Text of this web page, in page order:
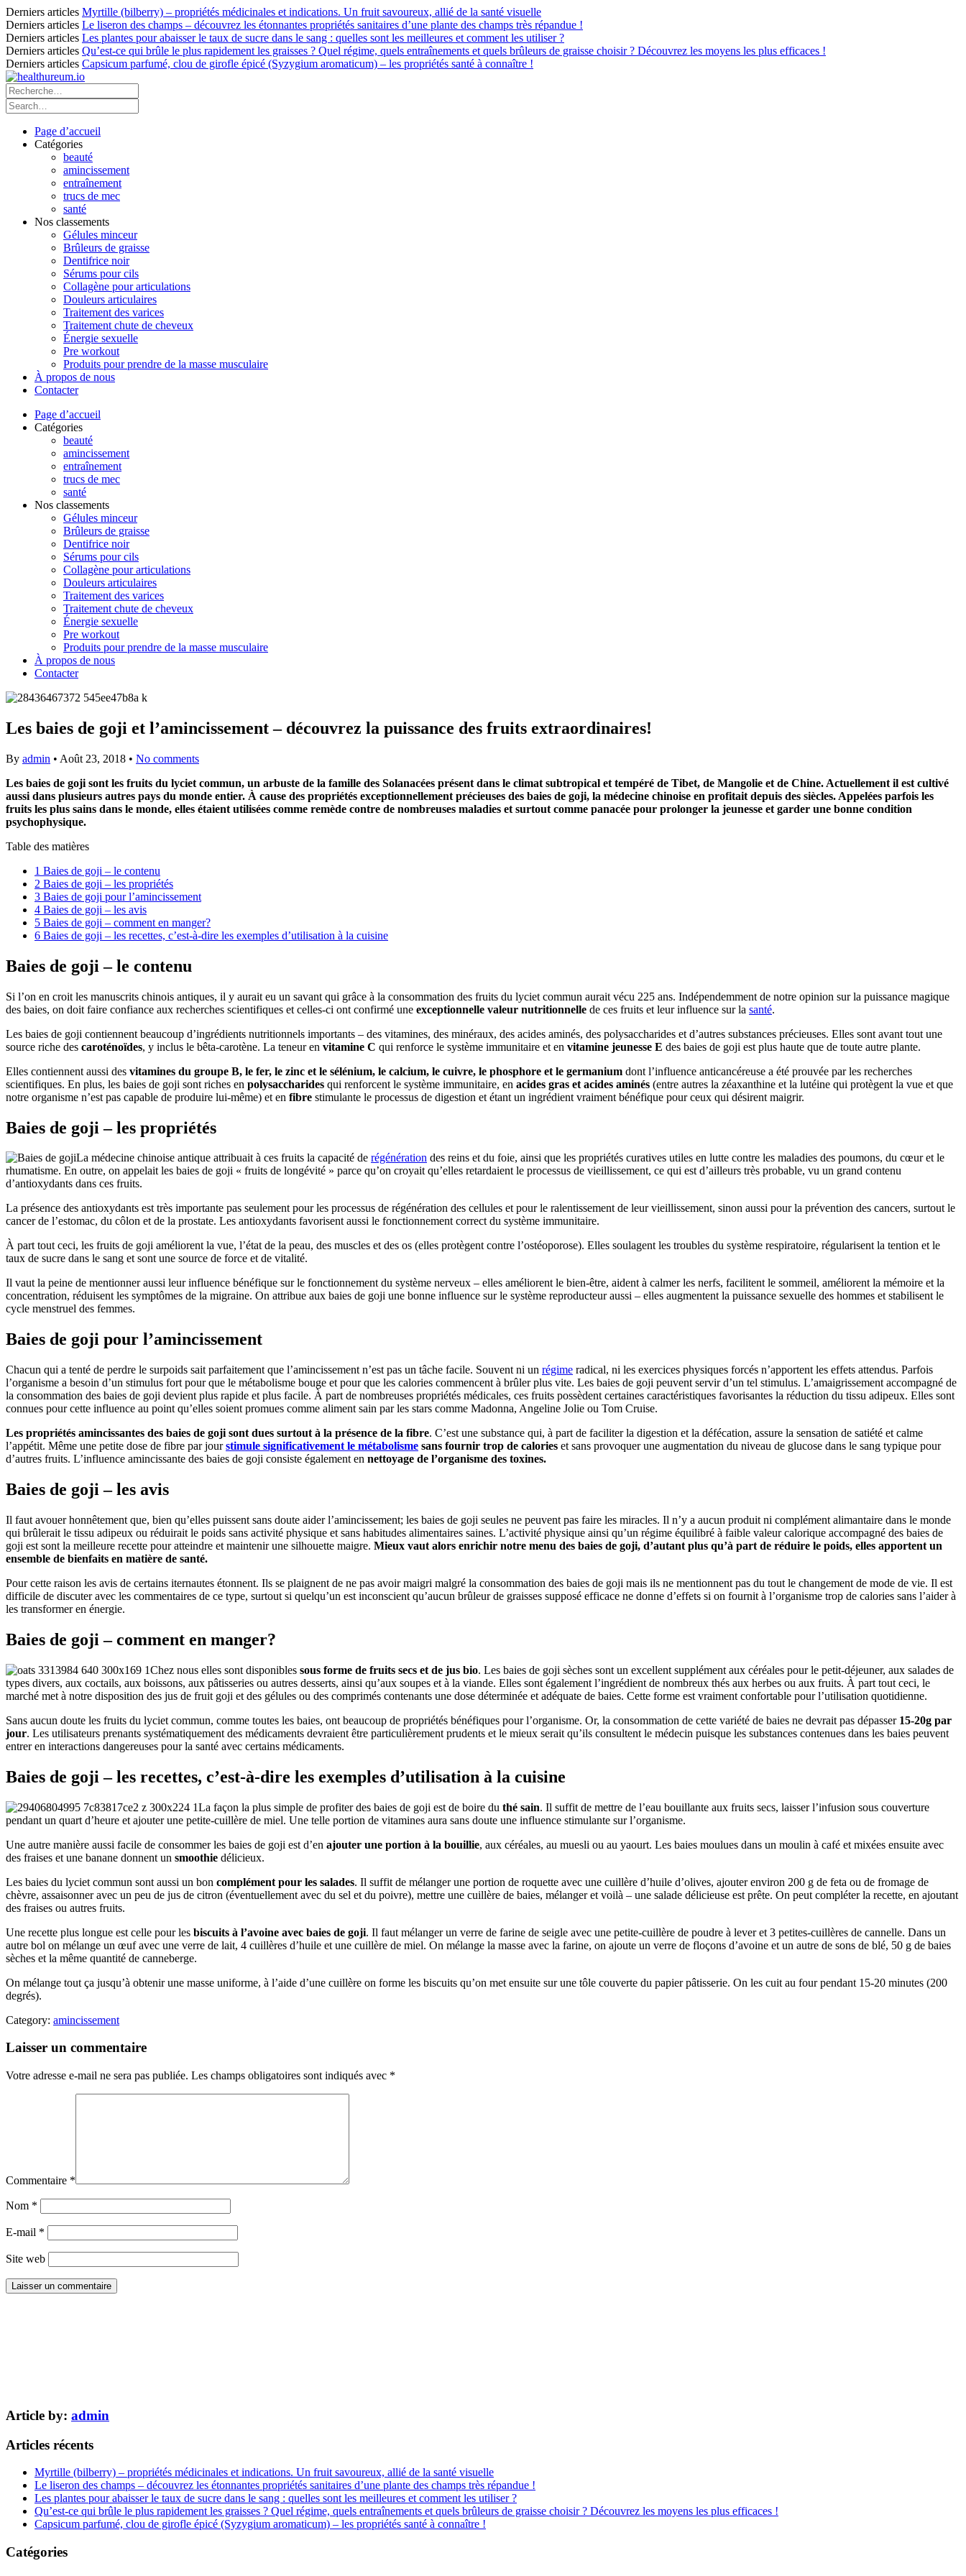
Derniers articles Myrtille (bilberry) – propriétés médicinales et indications. Un fruit savoureux, allié de la santé visuelle
Derniers articles Le liseron des champs – découvrez les étonnantes propriétés sanitaires d’une plante des champs très répandue !
Derniers articles Les plantes pour abaisser le taux de sucre dans le sang : quelles sont les meilleures et comment les utiliser ?
Derniers articles Qu’est-ce qui brûle le plus rapidement les graisses ? Quel régime, quels entraînements et quels brûleurs de graisse choisir ? Découvrez les moyens les plus efficaces !
Derniers articles Capsicum parfumé, clou de girofle épicé (Syzygium aromaticum) – les propriétés santé à connaître !
Page d’accueil
Catégories
beauté
amincissement
entraînement
trucs de mec
santé
Nos classements
Gélules minceur
Brûleurs de graisse
Dentifrice noir
Sérums pour cils
Collagène pour articulations
Douleurs articulaires
Traitement des varices
Traitement chute de cheveux
Énergie sexuelle
Pre workout
Produits pour prendre de la masse musculaire
À propos de nous
Contacter
Page d’accueil
Catégories
beauté
amincissement
entraînement
trucs de mec
santé
Nos classements
Gélules minceur
Brûleurs de graisse
Dentifrice noir
Sérums pour cils
Collagène pour articulations
Douleurs articulaires
Traitement des varices
Traitement chute de cheveux
Énergie sexuelle
Pre workout
Produits pour prendre de la masse musculaire
À propos de nous
Contacter
Les baies de goji et l’amincissement – découvrez la puissance des fruits extraordinaires!
By admin • Août 23, 2018 • No comments
Les baies de goji sont les fruits du lyciet commun, un arbuste de la famille des Solanacées présent dans le climat subtropical et tempéré de Tibet, de Mangolie et de Chine. Actuellement il est cultivé
aussi dans plusieurs autres pays du monde entier. À cause des propriétés exceptionnellement précieuses des baies de goji, la médecine chinoise en profitait depuis des siècles. Appelées parfois les
fruits les plus sains dans le monde, elles étaient utilisées comme remède contre de nombreuses maladies et surtout comme panacée pour prolonger la jeunesse et garder une bonne condition
psychophysique.
Table des matières
1 Baies de goji – le contenu
2 Baies de goji – les propriétés
3 Baies de goji pour l’amincissement
4 Baies de goji – les avis
5 Baies de goji – comment en manger?
6 Baies de goji – les recettes, c’est-à-dire les exemples d’utilisation à la cuisine
Baies de goji – le contenu
Si l’on en croit les manuscrits chinois antiques, il y aurait eu un savant qui grâce à la consommation des fruits du lyciet commun aurait vécu 225 ans. Indépendemment de notre opinion sur la puissance magique
des baies, on doit faire confiance aux recherches scientifiques et celles-ci ont confirmé une exceptionnelle valeur nutritionnelle de ces fruits et leur influence sur la santé.
Les baies de goji contiennent beaucoup d’ingrédients nutritionnels importants – des vitamines, des minéraux, des acides aminés, des polysaccharides et d’autres substances précieuses. Elles sont avant tout une
source riche des caroténoïdes, y inclus le bêta-carotène. La teneur en vitamine C qui renforce le système immunitaire et en vitamine jeunesse E des baies de goji est plus haute que de toute autre plante.
Elles contiennent aussi des vitamines du groupe B, le fer, le zinc et le sélénium, le calcium, le cuivre, le phosphore et le germanium dont l’influence anticancéreuse a été prouvée par les recherches
scientifiques. En plus, les baies de goji sont riches en polysaccharides qui renforcent le système immunitaire, en acides gras et acides aminés (entre autres la zéaxanthine et la lutéine qui protègent la vue et que
notre organisme n’est pas capable de produire lui-même) et en fibre stimulante le processus de digestion et étant un ingrédient vraiment bénéfique pour ceux qui désirent maigrir.
Baies de goji – les propriétés
La médecine chinoise antique attribuait à ces fruits la capacité de régénération des reins et du foie, ainsi que les propriétés curatives utiles en lutte contre les maladies des poumons, du cœur et le
rhumatisme. En outre, on appelait les baies de goji « fruits de longévité » parce qu’on croyait qu’elles retardaient le processus de vieillissement, ce qui est d’ailleurs très probable, vu un grand contenu
d’antioxydants dans ces fruits.
La présence des antioxydants est très importante pas seulement pour les processus de régénération des cellules et pour le ralentissement de leur vieillissement, sinon aussi pour la prévention des cancers, surtout le
cancer de l’estomac, du côlon et de la prostate. Les antioxydants favorisent aussi le fonctionnement correct du système immunitaire.
À part tout ceci, les fruits de goji améliorent la vue, l’état de la peau, des muscles et des os (elles protègent contre l’ostéoporose). Elles soulagent les troubles du système respiratoire, régularisent la tention et le
taux de sucre dans le sang et sont une source de force et de vitalité.
Il vaut la peine de mentionner aussi leur influence bénéfique sur le fonctionnement du système nerveux – elles améliorent le bien-être, aident à calmer les nerfs, facilitent le sommeil, améliorent la mémoire et la
concentration, réduisent les symptômes de la migraine. On attribue aux baies de goji une bonne influence sur le système reproducteur aussi – elles augmentent la puissance sexuelle des hommes et stabilisent le
cycle menstruel des femmes.
Baies de goji pour l’amincissement
Chacun qui a tenté de perdre le surpoids sait parfaitement que l’amincissement n’est pas un tâche facile. Souvent ni un régime radical, ni les exercices physiques forcés n’apportent les effets attendus. Parfois
l’organisme a besoin d’un stimulus fort pour que le métabolisme bouge et pour que les calories commencent à brûler plus vite. Les baies de goji peuvent servir d’un tel stimulus. L’amaigrissement accompagné de
la consommation des baies de goji devient plus rapide et plus facile. À part de nombreuses propriétés médicales, ces fruits possèdent certaines caractéristiques favorisantes la réduction du tissu adipeux. Elles sont
connues pour cette influence au point qu’elles soient promues comme aliment sain par les stars comme Madonna, Angeline Jolie ou Tom Cruise.
Les propriétés amincissantes des baies de goji sont dues surtout à la présence de la fibre. C’est une substance qui, à part de faciliter la digestion et la défécation, assure la sensation de satiété et calme
l’appétit. Même une petite dose de fibre par jourstimule significativement le métabolisme sans fournir trop de calories et sans provoquer une augmentation du niveau de glucose dans le sang typique pour
d’autres fruits. L’influence amincissante des baies de goji consiste également en nettoyage de l’organisme des toxines.
Baies de goji – les avis
Il faut avouer honnêtement que, bien qu’elles puissent sans doute aider l’amincissement; les baies de goji seules ne peuvent pas faire les miracles. Il n’y a aucun produit ni complément alimantaire dans le monde
qui brûlerait le tissu adipeux ou réduirait le poids sans activité physique et sans habitudes alimentaires saines. L’activité physique ainsi qu’un régime équilibré à faible valeur calorique accompagné des baies de
goji est sont la meilleure recette pour atteindre et maintenir une silhouette maigre. Mieux vaut alors enrichir notre menu des baies de goji, d’autant plus qu’à part de réduire le poids, elles apportent un
ensemble de bienfaits en matière de santé.
Pour cette raison les avis de certains iternautes étonnent. Ils se plaignent de ne pas avoir maigri malgré la consommation des baies de goji mais ils ne mentionnent pas du tout le changement de mode de vie. Il est
difficile de discuter avec les commentaires de ce type, surtout si quelqu’un est inconscient qu’aucun brûleur de graisses supposé efficace ne donne d’effets si on fournit à l’organisme trop de calories sans l’aider à
les transformer en énergie.
Baies de goji – comment en manger?
Chez nous elles sont disponibles sous forme de fruits secs et de jus bio. Les baies de goji sèches sont un excellent supplément aux céréales pour le petit-déjeuner, aux salades de
types divers, aux coctails, aux boissons, aux pâtisseries ou autres desserts, ainsi qu’aux soupes et à la viande. Elles sont également l’ingrédient de nombreux thés aux herbes ou aux fruits. À part tout ceci, le
marché met à notre disposition des jus de fruit goji et des gélules ou des comprimés contenants une dose déterminée et adéquate de baies. Cette forme est vraiment confortable pour l’utilisation quotidienne.
Sans aucun doute les fruits du lyciet commun, comme toutes les baies, ont beaucoup de propriétés bénéfiques pour l’organisme. Or, la consommation de cette variété de baies ne devrait pas dépasser 15-20g par
jour. Les utilisateurs prenants systématiquement des médicaments devraient être particulièrement prudents et le mieux serait qu’ils consultent le médecin puisque les substances contenues dans les baies peuvent
entrer en interactions dangereuses pour la santé avec certains médicaments.
Baies de goji – les recettes, c’est-à-dire les exemples d’utilisation à la cuisine
La façon la plus simple de profiter des baies de goji est de boire du thé sain. Il suffit de mettre de l’eau bouillante aux fruits secs, laisser l’infusion sous couverture
pendant un quart d’heure et ajouter une petite-cuillère de miel. Une telle portion de vitamines aura sans doute une influence stimulante sur l’organisme.
Une autre manière aussi facile de consommer les baies de goji est d’en ajouter une portion à la bouillie, aux céréales, au muesli ou au yaourt. Les baies moulues dans un moulin à café et mixées ensuite avec
des fraises et une banane donnent un smoothie délicieux.
Les baies du lyciet commun sont aussi un bon complément pour les salades. Il suffit de mélanger une portion de roquette avec une cuillère d’huile d’olives, ajouter environ 200 g de feta ou de fromage de
chèvre, assaisonner avec un peu de jus de citron (éventuellement avec du sel et du poivre), mettre une cuillère de baies, mélanger et voilà – une salade délicieuse est prête. On peut compléter la recette, en ajoutant
des fraises ou autres fruits.
Une recette plus longue est celle pour les biscuits à l’avoine avec baies de goji. Il faut mélanger un verre de farine de seigle avec une petite-cuillère de poudre à lever et 3 petites-cuillères de cannelle. Dans un
autre bol on mélange un œuf avec une verre de lait, 4 cuillères d’huile et une cuillère de miel. On mélange la masse avec la farine, on ajoute un verre de floçons d’avoine et un autre de sons de blé, 50 g de baies
sèches et la même quantité de canneberge.
On mélange tout ça jusqu’à obtenir une masse uniforme, à l’aide d’une cuillère on forme les biscuits qu’on met ensuite sur une tôle couverte du papier pâtisserie. On les cuit au four pendant 15-20 minutes (200
degrés).
Category: amincissement
Laisser un commentaire
Votre adresse e-mail ne sera pas publiée. Les champs obligatoires sont indiqués avec *
Commentaire *
Nom *
E-mail *
Site web
Article by: admin
Articles récents
Myrtille (bilberry) – propriétés médicinales et indications. Un fruit savoureux, allié de la santé visuelle
Le liseron des champs – découvrez les étonnantes propriétés sanitaires d’une plante des champs très répandue !
Les plantes pour abaisser le taux de sucre dans le sang : quelles sont les meilleures et comment les utiliser ?
Qu’est-ce qui brûle le plus rapidement les graisses ? Quel régime, quels entraînements et quels brûleurs de graisse choisir ? Découvrez les moyens les plus efficaces !
Capsicum parfumé, clou de girofle épicé (Syzygium aromaticum) – les propriétés santé à connaître !
Catégories